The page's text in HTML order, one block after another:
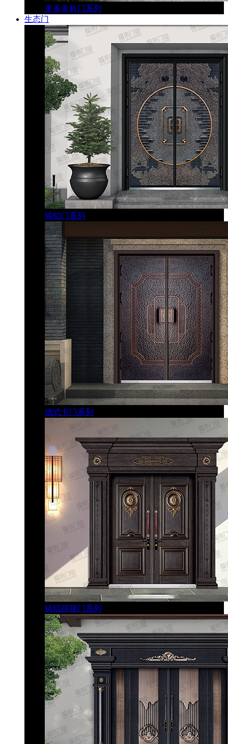
更多非标门系列
生态门
铸铝门系列
德式卡门系列
铸铝拼接门系列